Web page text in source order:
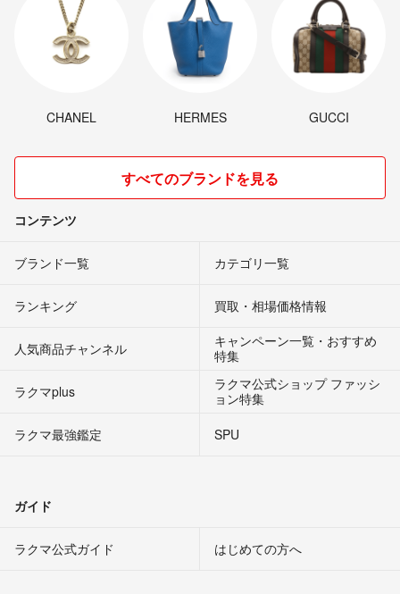
CHANEL HERMES GUCCI
すべてのブランドを見る
コンテンツ
ブランド一覧 カテゴリ一覧
ランキング 買取・相場価格情報
人気商品チャンネル
キャンペーン一覧・おすすめ
特集
ラクマplus
ラクマ公式ショップ ファッシ
ョン特集
ラクマ最強鑑定
SPU
ガイド
ラクマ公式ガイド はじめての方へ